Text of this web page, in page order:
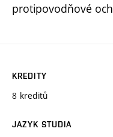
protipovodňové
KREDITY
8 kreditů
JAZYK STUDIA